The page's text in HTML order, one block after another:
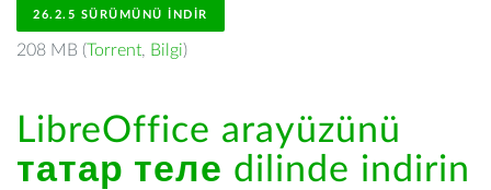
26.2.5 SÜRÜMÜNÜ İNDIR
208 MB (Torrent, Bilgi)
LibreOffice arayüzünü
татар теле dilinde indirin